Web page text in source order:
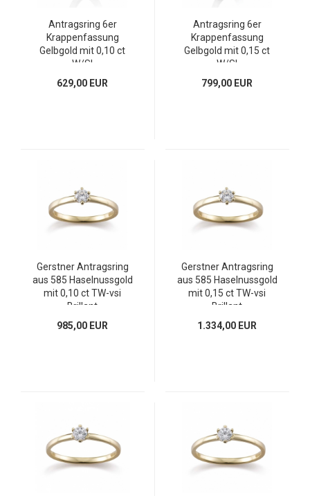
Antragsring 6er
Krappenfassung
Gelbgold mit 0,10 ct
W/SI
629,00 EUR
Antragsring 6er
Krappenfassung
Gelbgold mit 0,15 ct
W/SI
799,00 EUR
Gerstner Antragsring
aus 585 Haselnussgold
mit 0,10 ct TW-vsi
Brillant
985,00 EUR
Gerstner Antragsring
aus 585 Haselnussgold
mit 0,15 ct TW-vsi
Brillant
1.334,00 EUR